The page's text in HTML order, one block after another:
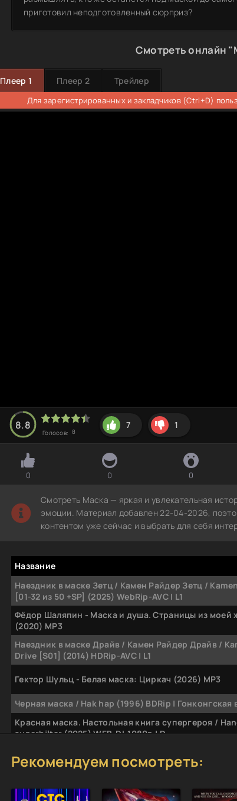
приготовил неподготовленный сюрприз?
Смотреть онлайн
Плеер 1 Плеер 2 Трейлер
Для зарегистрированных и закладчиков (Ctrl+D)
8.8
Голосов: 8
7 1
0 0 0
Смотреть Маска — яркая и увлекательная
эмоции. Материал добавлен 22-04-2026,
контентом уже сейчас и выбрать для себя
Название
Наездник в маске Зетц / Камен Райдер Зетц /
[01-32 из 50 +SP] (2025) WebRip-AVC | L1
Фёдор Шаляпин - Маска и душа. Страницы из моей
(2020) MP3
Наездник в маске Драйв / Камен Райдер Драйв /
Drive [S01] (2014) HDRip-AVC | L1
Гектор Шульц - Белая маска: Циркач (2026) MP3
Черная маска / Hak hap (1996) BDRip | Гонконгская
Красная маска. Настольная книга супергероя /
superhjltar (2025) WEB-DL 1080p | D
BDRip 2160p | 4K | HDR | Dolby Vision Profile 8 | D
Маска [S07] (2025) WEBRip 720p от Files-x
Рекомендуем посмотреть: